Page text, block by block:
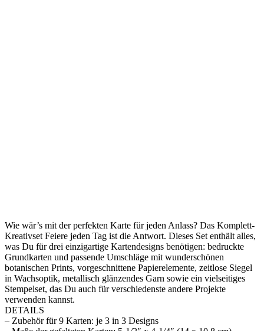
Wie wär’s mit der perfekten Karte für jeden Anlass? Das Komplett-
Kreativset Feiere jeden Tag ist die Antwort. Dieses Set enthält alles,
was Du für drei einzigartige Kartendesigns benötigen: bedruckte
Grundkarten und passende Umschläge mit wunderschönen
botanischen Prints, vorgeschnittene Papierelemente, zeitlose Siegel
in Wachsoptik, metallisch glänzendes Garn sowie ein vielseitiges
Stempelset, das Du auch für verschiedenste andere Projekte
verwenden kannst.
DETAILS
– Zubehör für 9 Karten: je 3 in 3 Designs